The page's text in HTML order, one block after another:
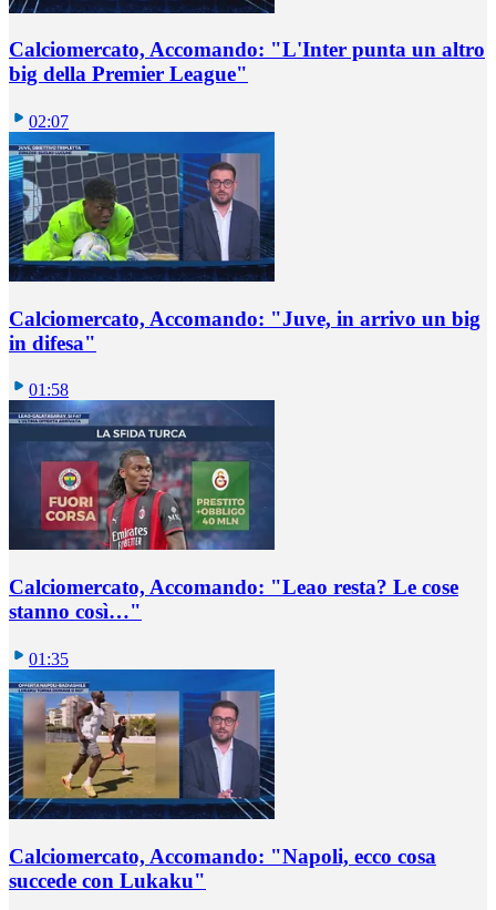
Calciomercato, Accomando: "L'Inter punta un altro
big della Premier League"
02:07
Calciomercato, Accomando: "Juve, in arrivo un big
in difesa"
01:58
Calciomercato, Accomando: "Leao resta? Le cose
stanno così…"
01:35
Calciomercato, Accomando: "Napoli, ecco cosa
succede con Lukaku"